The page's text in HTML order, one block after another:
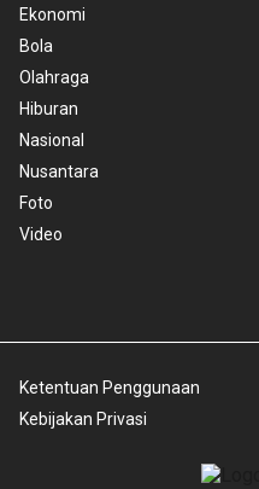
Ekonomi
Bola
Olahraga
Hiburan
Nasional
Nusantara
Foto
Video
Ketentuan Penggunaan
Kebijakan Privasi